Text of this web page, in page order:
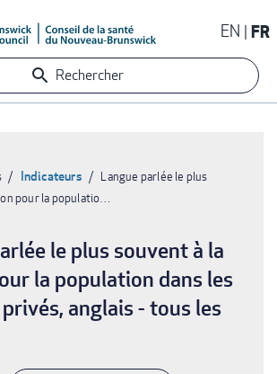
EN FR
Rechercher
Indicateurs
Langue parlée le plus
pour la populatio…
le plus souvent à la
la population dans les
anglais - tous les